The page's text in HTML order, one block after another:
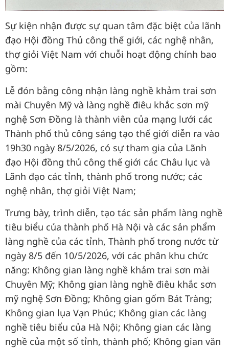
Sự kiện nhận được sự quan tâm đặc biệt của lãnh
đạo Hội đồng Thủ công thế giới, các nghệ nhân,
thợ giỏi Việt Nam với chuỗi hoạt động chính bao
gồm:
Lễ đón bằng công nhận làng nghề khảm trai sơn
mài Chuyên Mỹ và làng nghề điêu khắc sơn mỹ
nghệ Sơn Đồng là thành viên của mạng lưới các
Thành phố thủ công sáng tạo thế giới diễn ra vào
19h30 ngày 8/5/2026, có sự tham gia của Lãnh
đạo Hội đồng thủ công thế giới các Châu lục và
Lãnh đạo các tỉnh, thành phố trong nước; các
nghệ nhân, thợ giỏi Việt Nam;
Trưng bày, trình diễn, tạo tác sản phẩm làng nghề
tiêu biểu của thành phố Hà Nội và các sản phẩm
làng nghề của các tỉnh, Thành phố trong nước từ
ngày 8/5 đến 10/5/2026, với các phân khu chức
năng: Không gian làng nghề khảm trai sơn mài
Chuyên Mỹ; Không gian làng nghề điêu khắc sơn
mỹ nghệ Sơn Đồng; Không gian gốm Bát Tràng;
Không gian lụa Vạn Phúc; Không gian các làng
nghề tiêu biểu của Hà Nội; Không gian các làng
nghề của một số tỉnh, thành phố; Không gian văn